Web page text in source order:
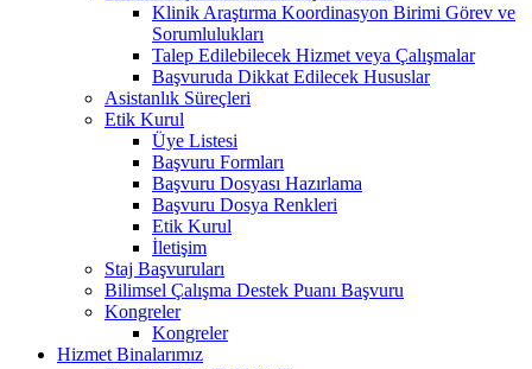
Klinik Araştırma Koordinasyon Birimi Görev ve
Sorumlulukları
Talep Edilebilecek Hizmet veya Çalışmalar
Başvuruda Dikkat Edilecek Hususlar
Asistanlık Süreçleri
Etik Kurul
Üye Listesi
Başvuru Formları
Başvuru Dosyası Hazırlama
Başvuru Dosya Renkleri
Etik Kurul
İletişim
Staj Başvuruları
Bilimsel Çalışma Destek Puanı Başvuru
Kongreler
Kongreler
Hizmet Binalarımız